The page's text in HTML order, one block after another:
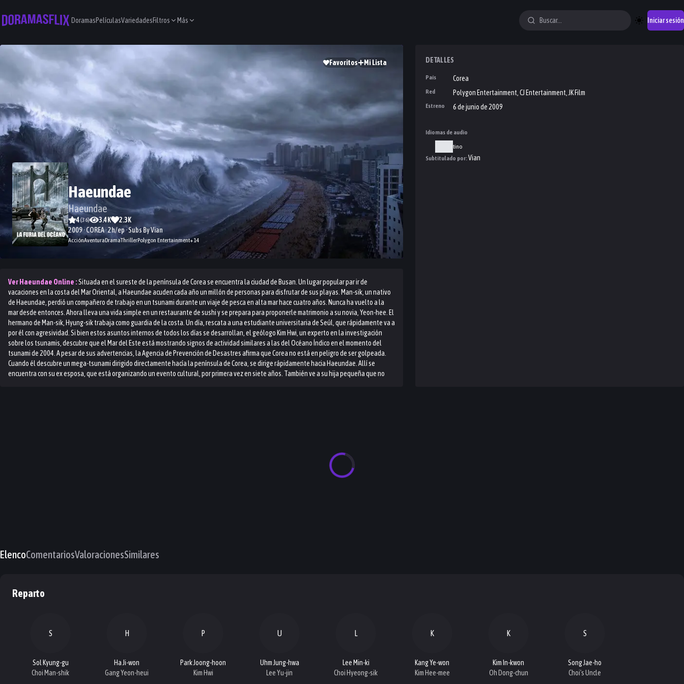
DoramasPelículasVariedadesFiltros Más Iniciar sesión
Favoritos Mi Lista
Haeundae
Haeundae
4(36) 3.4K
2.3K
2009 · COREA · 2h/ep · Subs By Vian
AcciónAventuraDramaThrillerPolygon Entertainment+14
VerHaeundae Online :Situada en el sureste de la península de Corea se encuentra la ciudad de Busan. Un lugar popular par ir de
vacaciones en la costa del Mar Oriental, a Haeundae acuden cada año un millón de personas para disfrutar de sus playas. Man-sik, un nativo
de Haeundae, perdió un compañero de trabajo en un tsunami durante un viaje de pesca en alta mar hace cuatro años. Nunca ha vuelto a la
mar desde entonces. Ahora lleva una vida simple en un restaurante de sushi y se prepara para proponerle matrimonio a su novia, Yeon-hee. El
hermano de Man-sik, Hyung-sik trabaja como guardia de la costa. Un día, rescata a una estudiante universitaria de Seúl, que rápidamente va a
por él con agresividad. Si bien estos asuntos internos de todos los días se desarrollan, el geólogo Kim Hwi, un experto en la investigación
sobre los tsunamis, descubre que el Mar del Este está mostrando signos de actividad similares a las del Océano Índico en el momento del
tsunami de 2004. A pesar de sus advertencias, la Agencia de Prevención de Desastres afirma que Corea no está en peligro de ser golpeada.
Cuando él descubre un mega-tsunami dirigido directamente hacía la península de Corea, se dirige rápidamente hacia Haeundae. Allí se
encuentra con su ex esposa, que está organizando un evento cultural, por primera vez en siete años. También ve a su hija pequeña que no
DETALLES
País Corea
Red Polygon Entertainment, CJ Entertainment, JK Film
Estreno 6 de junio de 2009
Idiomas de audio
Latino
Subtitulado por:Vian
ElencoComentariosValoracionesSimilares
Reparto
S
Sol Kyung-gu
Choi Man-shik
H
Ha Ji-won
Gang Yeon-heui
P
Park Joong-hoon
Kim Hwi
U
Uhm Jung-hwa
Lee Yu-jin
L
Lee Min-ki
Choi Hyeong-sik
K
Kang Ye-won
Kim Hee-mee
K
Kim In-kwon
Oh Dong-chun
S
Song Jae-ho
Choi's Uncle